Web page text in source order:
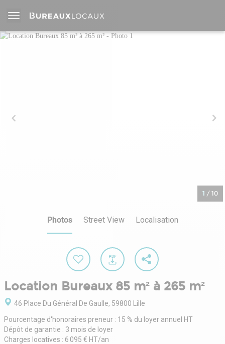
1 / 10
Photos Street View Localisation
Location Bureaux 85 m² à 265 m²
46 Place Du Général De Gaulle, 59800 Lille
Pourcentage d'honoraires preneur : 15 % du loyer annuel HT
Dépôt de garantie : 3 mois de loyer
Charges locatives : 6 095 € HT/an